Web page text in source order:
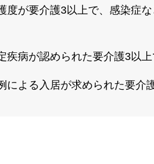
度が要介護3以上で、感染症
疾病が認められた要介護3以
による入居が求められた要介